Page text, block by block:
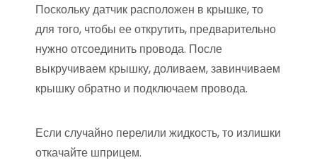
Поскольку датчик расположен в крышке, то
для того, чтобы ее открутить, предварительно
нужно отсоединить провода. После
выкручиваем крышку, доливаем, завинчиваем
крышку обратно и подключаем провода.
Если случайно перелили жидкость, то излишки
откачайте шприцем.